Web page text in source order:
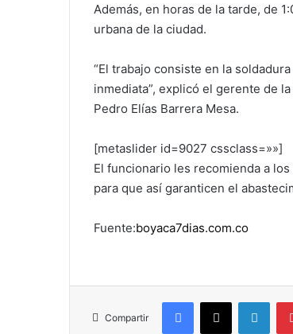
Además, en horas de la tarde, de
urbana de la ciudad.
“El trabajo consiste en la
inmediata”, explicó el gerente de
Pedro Elías Barrera Mesa.
[metaslider id=9027 cssclass=»»]
El funcionario les recomienda a
para que así garanticen el
Fuente:boyaca7dias.com.co
Compartir
Facebook
X